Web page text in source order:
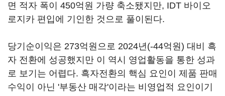
면 적자 폭이 450억원 가량 축소됐지만, IDT 바이오
로지카 편입에 기인한 것으로 풀이된다.
당기순이익은 273억원으로 2024년(-44억원) 대비 흑
자 전환에 성공했지만 이 역시 영업활동을 통한 성과
로 보기는 어렵다. 흑자전환의 핵심 요인이 제품 판매
수익이 아닌 '부동산 매각'이라는 비영업적 요인이기